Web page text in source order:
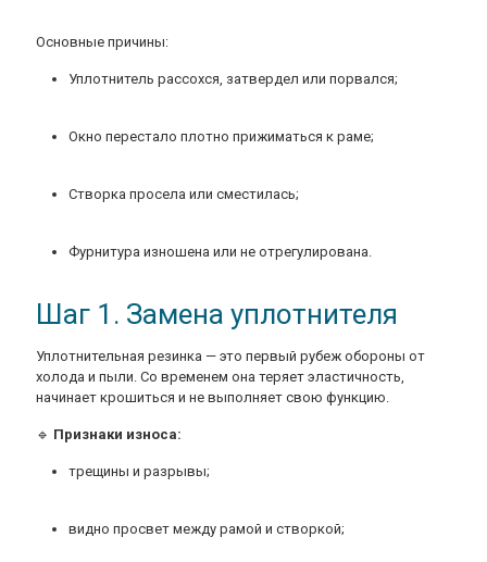
Основные причины:
Уплотнитель рассохся, затвердел или порвался;
Окно перестало плотно прижиматься к раме;
Створка просела или сместилась;
Фурнитура изношена или не отрегулирована.
Шаг 1. Замена уплотнителя
Уплотнительная резинка — это первый рубеж обороны от
холода и пыли. Со временем она теряет эластичность,
начинает крошиться и не выполняет свою функцию.
🔹 Признаки износа:
трещины и разрывы;
видно просвет между рамой и створкой;